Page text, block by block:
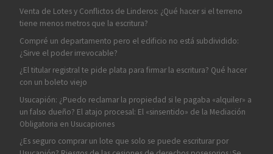
Venta de Lotes y Conflictos de Linderos: ¿Qué hacer si el terreno
tiene menos metros que la escritura?
Compré un departamento pero el edificio no está subdividido:
¿Sirve el poder irrevocable?
¿El titular registral te pide plata para firmar la escritura? Qué hacer
con un boleto viejo
Usucapión: ¿Puedo reclamar la propiedad si le pagaba «alquiler» a
un falso dueño? El atajo procesal: El «sinsentido» de la Mediación
Obligatoria en Usucapiones
¿Es seguro comprar un lote que solo se puede escriturar por